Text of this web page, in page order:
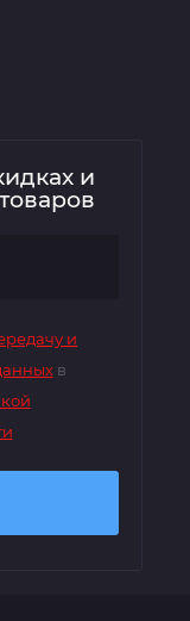
и
и
в